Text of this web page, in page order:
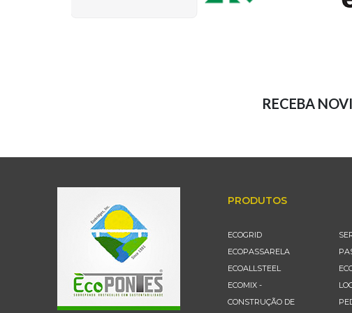
RECEBA
PRODUTOS
ECOGRID
ECOPASSARELA
ECOALLSTEEL
ECOMIX -
CONSTRUÇÃO DE